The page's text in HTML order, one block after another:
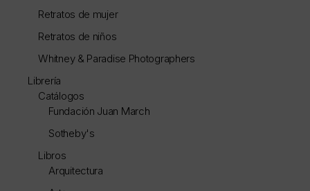
Retratos de mujer
Retratos de niños
Whitney & Paradise Photographers
Librería
Catálogos
Fundación Juan March
Sotheby's
Libros
Arquitectura